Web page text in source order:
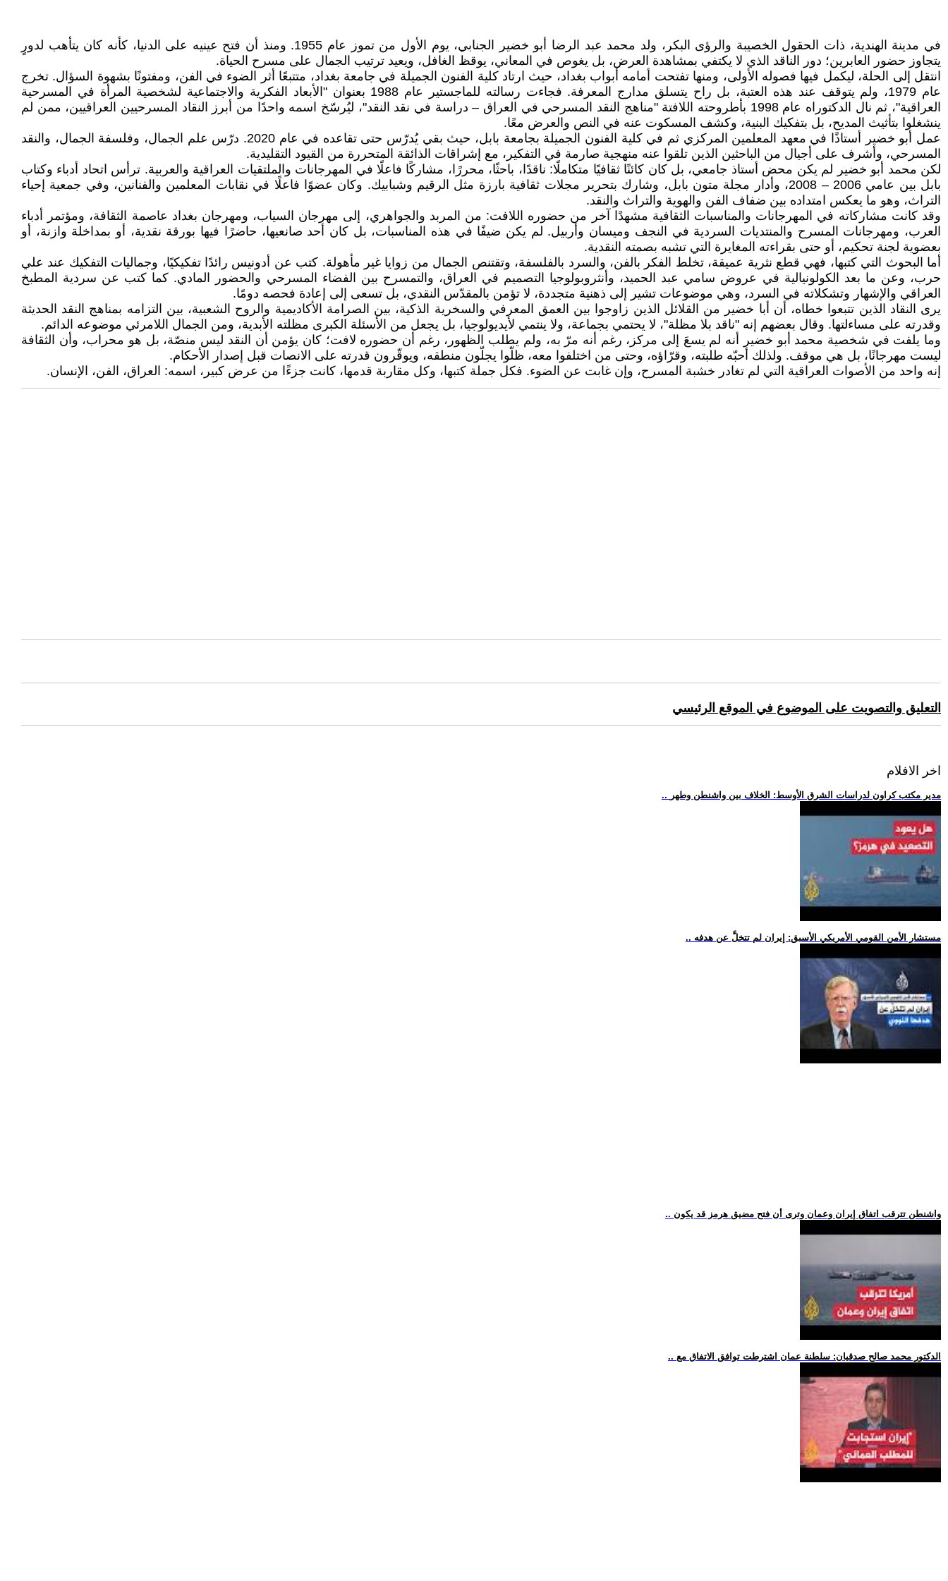
في مدينة الهندية، ذات الحقول الخصيبة والرؤى البكر، ولد محمد عبد الرضا أبو خضير الجنابي، يوم الأول من تموز عام 1955. ومنذ أن فتح عينيه على الدنيا، كأنه كان يتأهب لدورٍ
يتجاوز حضور العابرين؛ دور الناقد الذي لا يكتفي بمشاهدة العرض، بل يغوص في المعاني، يوقظ الغافل، ويعيد ترتيب الجمال على مسرح الحياة.
انتقل إلى الحلة، ليكمل فيها فصوله الأولى، ومنها تفتحت أمامه أبواب بغداد، حيث ارتاد كلية الفنون الجميلة في جامعة بغداد، متتبعًا أثر الضوء في الفن، ومفتونًا بشهوة السؤال. تخرج
عام 1979، ولم يتوقف عند هذه العتبة، بل راح يتسلق مدارج المعرفة. فجاءت رسالته للماجستير عام 1988 بعنوان "الأبعاد الفكرية والاجتماعية لشخصية المرأة في المسرحية
العراقية"، ثم نال الدكتوراه عام 1998 بأطروحته اللافتة "مناهج النقد المسرحي في العراق – دراسة في نقد النقد"، ليُرسّخ اسمه واحدًا من أبرز النقاد المسرحيين العراقيين، ممن لم
ينشغلوا بتأثيث المديح، بل بتفكيك البنية، وكشف المسكوت عنه في النص والعرض معًا.
عمل أبو خضير أستاذًا في معهد المعلمين المركزي ثم في كلية الفنون الجميلة بجامعة بابل، حيث بقي يُدرّس حتى تقاعده في عام 2020. درّس علم الجمال، وفلسفة الجمال، والنقد
المسرحي، وأشرف على أجيال من الباحثين الذين تلقوا عنه منهجية صارمة في التفكير، مع إشراقات الذائقة المتحررة من القيود التقليدية.
لكن محمد أبو خضير لم يكن محض أستاذ جامعي، بل كان كائنًا ثقافيًا متكاملًا: ناقدًا، باحثًا، محررًا، مشاركًا فاعلًا في المهرجانات والملتقيات العراقية والعربية. ترأس اتحاد أدباء وكتاب
بابل بين عامي 2006 – 2008، وأدار مجلة متون بابل، وشارك بتحرير مجلات ثقافية بارزة مثل الرقيم وشبابيك. وكان عضوًا فاعلًا في نقابات المعلمين والفنانين، وفي جمعية إحياء
التراث، وهو ما يعكس امتداده بين ضفاف الفن والهوية والتراث والنقد.
وقد كانت مشاركاته في المهرجانات والمناسبات الثقافية مشهدًا آخر من حضوره اللافت: من المربد والجواهري، إلى مهرجان السياب، ومهرجان بغداد عاصمة الثقافة، ومؤتمر أدباء
العرب، ومهرجانات المسرح والمنتديات السردية في النجف وميسان وأربيل. لم يكن ضيفًا في هذه المناسبات، بل كان أحد صانعيها، حاضرًا فيها بورقة نقدية، أو بمداخلة وازنة، أو
بعضوية لجنة تحكيم، أو حتى بقراءته المغايرة التي تشبه بصمته النقدية.
أما البحوث التي كتبها، فهي قطع نثرية عميقة، تخلط الفكر بالفن، والسرد بالفلسفة، وتقتنص الجمال من زوايا غير مأهولة. كتب عن أدونيس رائدًا تفكيكيًا، وجماليات التفكيك عند علي
حرب، وعن ما بعد الكولونيالية في عروض سامي عبد الحميد، وأنثروبولوجيا التصميم في العراق، والتمسرح بين الفضاء المسرحي والحضور المادي. كما كتب عن سردية المطبخ
العراقي والإشهار وتشكلاته في السرد، وهي موضوعات تشير إلى ذهنية متجددة، لا تؤمن بالمقدّس النقدي، بل تسعى إلى إعادة فحصه دومًا.
يرى النقاد الذين تتبعوا خطاه، أن أبا خضير من القلائل الذين زاوجوا بين العمق المعرفي والسخرية الذكية، بين الصرامة الأكاديمية والروح الشعبية، بين التزامه بمناهج النقد الحديثة
وقدرته على مساءلتها. وقال بعضهم إنه "ناقد بلا مظلة"، لا يحتمي بجماعة، ولا ينتمي لأيديولوجيا، بل يجعل من الأسئلة الكبرى مظلته الأبدية، ومن الجمال اللامرئي موضوعه الدائم.
وما يلفت في شخصية محمد أبو خضير أنه لم يسعَ إلى مركز، رغم أنه مرّ به، ولم يطلب الظهور، رغم أن حضوره لافت؛ كان يؤمن أن النقد ليس منصّة، بل هو محراب، وأن الثقافة
ليست مهرجانًا، بل هي موقف. ولذلك أحبّه طلبته، وقرّاؤه، وحتى من اختلفوا معه، ظلّوا يجلّون منطقه، ويوقّرون قدرته على الانصات قبل إصدار الأحكام.
إنه واحد من الأصوات العراقية التي لم تغادر خشبة المسرح، وإن غابت عن الضوء. فكل جملة كتبها، وكل مقاربة قدمها، كانت جزءًا من عرض كبير، اسمه: العراق، الفن، الإنسان.
التعليق والتصويت على الموضوع في الموقع الرئيسي
اخر الافلام
.. مدير مكتب كراون لدراسات الشرق الأوسط: الخلاف بين واشنطن وطهر
.. مستشار الأمن القومي الأمريكي الأسبق: إيران لم تتخلَّ عن هدفه
.. واشنطن تترقب اتفاق إيران وعمان وترى أن فتح مضيق هرمز قد يكون
.. الدكتور محمد صالح صدقيان: سلطنة عمان اشترطت توافق الاتفاق مع